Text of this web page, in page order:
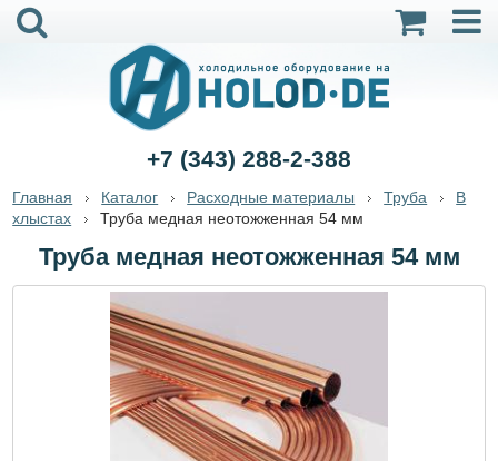
+7 (343) 288-2-388
Главная Каталог Расходные материалы Труба
В
хлыстах
Труба медная неотожженная 54 мм
Труба медная неотожженная 54 мм